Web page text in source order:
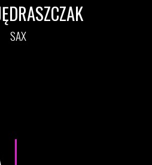
SAX